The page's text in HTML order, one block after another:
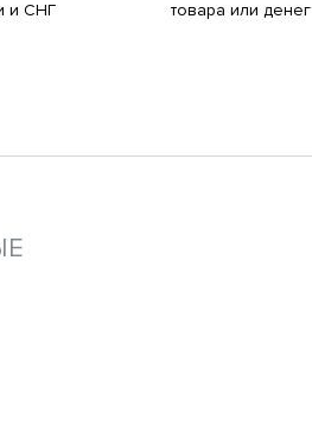
и СНГ
товара или денег